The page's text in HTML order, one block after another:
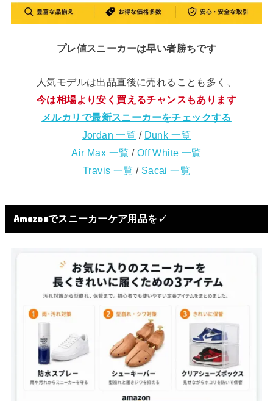
プレ値スニーカーは早い者勝ちです
人気モデルは出品直後に売れることも多く、
今は相場より安く買えるチャンスもあります
メルカリで最新スニーカーをチェックする
Jordan 一覧 / Dunk 一覧
Air Max 一覧 / Off White 一覧
Travis 一覧 / Sacai 一覧
Amazonでスニーカーケア用品を✓